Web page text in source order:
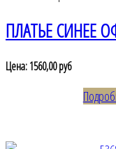
ПЛАТЬЕ СИНЕЕ
Цена:1560,00 руб